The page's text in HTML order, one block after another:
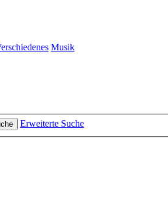
Musik
Erweiterte Suche